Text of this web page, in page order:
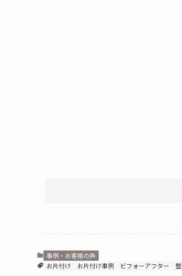
事例・お客様の声
お片付け
お片付け事例 ビフォーアフター